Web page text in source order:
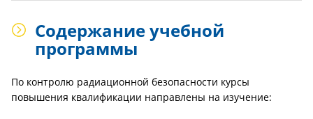
Содержание учебной
программы
По контролю радиационной безопасности курсы
повышения квалификации направлены на изучение: